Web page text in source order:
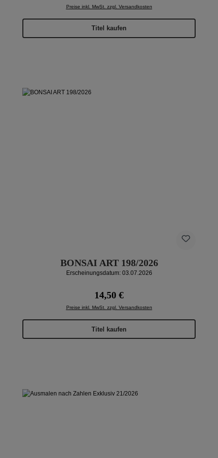
Preise inkl. MwSt. zzgl. Versandkosten
Titel kaufen
BONSAI ART 198/2026
Erscheinungsdatum: 03.07.2026
Regulärer Preis:
14,50 €
Preise inkl. MwSt. zzgl. Versandkosten
Titel kaufen